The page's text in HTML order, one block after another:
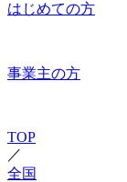
はじめての方
事業主の方
TOP
／
全国